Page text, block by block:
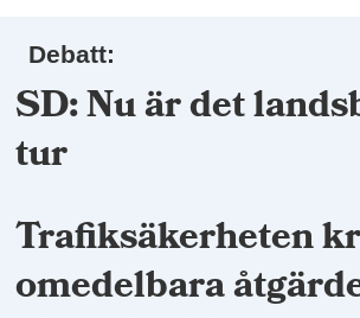
Debatt:
SD: Nu är det
tur
Trafiksäkerheten
omedelbara